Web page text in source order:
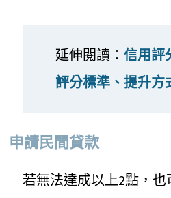
延伸閱讀： 信用評
評分標準、提升方
申請民間貸款
若無法達成以上2點，